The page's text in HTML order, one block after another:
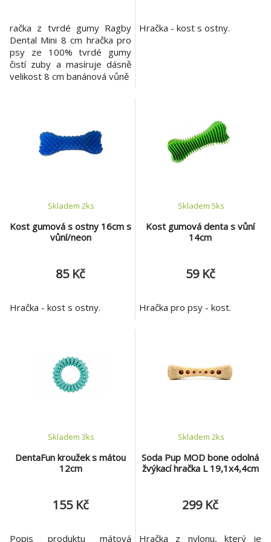
račka z tvrdé gumy Ragby
Dental Mini 8 cm hračka pro
psy ze 100% tvrdé gumy
čistí zuby a masíruje dásně
velikost 8 cm banánová vůně
Hračka - kost s ostny.
Kost gumová s ostny 16cm s
vůní/neon
Skladem 2ks
85 Kč
Hračka - kost s ostny.
Kost gumová denta s vůní
14cm
Skladem 5ks
59 Kč
Hračka pro psy - kost.
DentaFun kroužek s mátou
12cm
Skladem 3ks
155 Kč
Popis produktu mátová
Soda Pup MOD bone odolná
žvýkací hračka L 19,1x4,4cm
Skladem 2ks
299 Kč
Hračka z nylonu, který je